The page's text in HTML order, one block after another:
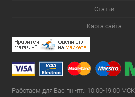
Статьи
Карта сайта
Работаем для Вас пн.-пт.: 10:00-19:00 МСК